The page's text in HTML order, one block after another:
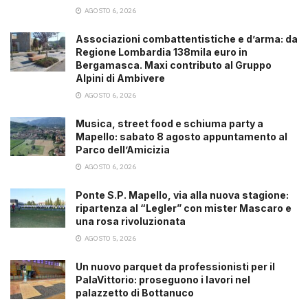
AGOSTO 6, 2026
Associazioni combattentistiche e d’arma: da
Regione Lombardia 138mila euro in
Bergamasca. Maxi contributo al Gruppo
Alpini di Ambivere
AGOSTO 6, 2026
Musica, street food e schiuma party a
Mapello: sabato 8 agosto appuntamento al
Parco dell’Amicizia
AGOSTO 6, 2026
Ponte S.P. Mapello, via alla nuova stagione:
ripartenza al “Legler” con mister Mascaro e
una rosa rivoluzionata
AGOSTO 5, 2026
Un nuovo parquet da professionisti per il
PalaVittorio: proseguono i lavori nel
palazzetto di Bottanuco